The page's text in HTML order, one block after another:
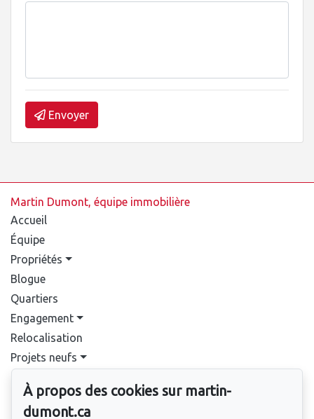
Envoyer
Martin Dumont, équipe immobilière
Accueil
Équipe
Propriétés
Blogue
Quartiers
Engagement
Relocalisation
Projets neufs
Pour nous joindre
À propos des cookies sur martin-
dumont.ca